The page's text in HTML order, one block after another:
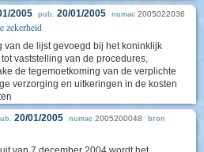
2005 pub. 20/01/2005 numac 2005022036
zekerheid
van de lijst gevoegd bij het koninklijk
vaststelling van de procedures,
de tegemoetkoming van de verplichte
verzorging en uitkeringen in de kosten
20/01/2005 numac 2005200048 bron